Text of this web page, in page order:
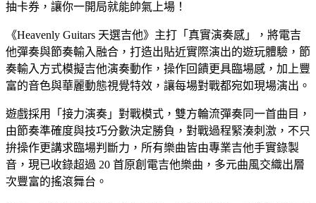
抽卡券，讓你一開局就能帥氣上場！
《Heavenly Guitars 天選吉他》主打「真實演奏感」，將電吉
他彈奏與節奏輸入融合，打造出貼近實際演出的遊玩體驗，節
奏輸入方式模擬吉他演奏動作，操作回饋更具臨場感，加上豐
富的音色與華麗動態視覺特效，讓每場對戰都宛如現場演出。
遊戲採用「接力演奏」對戰模式，雙方輪流彈奏同一首曲目，
由節奏準確度與技巧分數決定勝負，對戰過程緊湊刺激，不只
拚操作更講求臨場判斷力，所有樂曲皆由專業吉他手實錄製
音，現已收錄超過 20 首原創電吉他樂曲，多元曲風交織出層
次豐富的搖滾舞台。